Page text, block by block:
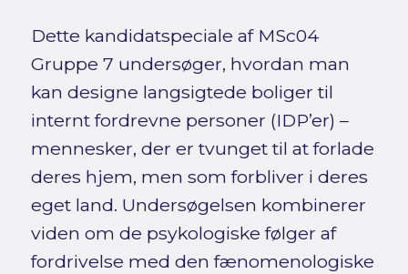
Dette kandidatspeciale af MSc04
Gruppe 7 undersøger, hvordan man
kan designe langsigtede boliger til
internt fordrevne personer (IDP’er) –
mennesker, der er tvunget til at forlade
deres hjem, men som forbliver i deres
eget land. Undersøgelsen kombinerer
viden om de psykologiske følger af
fordrivelse med den fænomenologiske